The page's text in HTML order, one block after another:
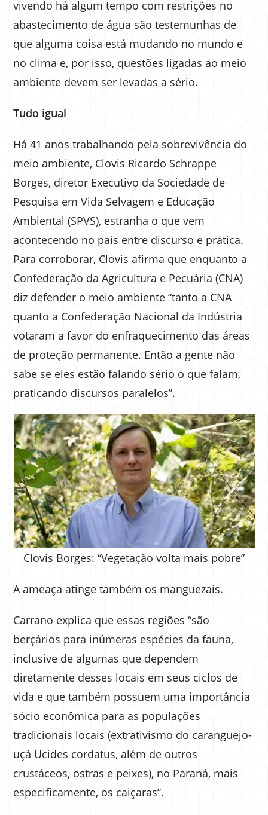
vivendo há algum tempo com restrições no
abastecimento de água são testemunhas de
que alguma coisa está mudando no mundo e
no clima e, por isso, questões ligadas ao meio
ambiente devem ser levadas a sério.
Tudo igual
Há 41 anos trabalhando pela sobrevivência do
meio ambiente, Clovis Ricardo Schrappe
Borges, diretor Executivo da Sociedade de
Pesquisa em Vida Selvagem e Educação
Ambiental (SPVS), estranha o que vem
acontecendo no país entre discurso e prática.
Para corroborar, Clovis afirma que enquanto a
Confederação da Agricultura e Pecuária (CNA)
diz defender o meio ambiente “tanto a CNA
quanto a Confederação Nacional da Indústria
votaram a favor do enfraquecimento das áreas
de proteção permanente. Então a gente não
sabe se eles estão falando sério o que falam,
praticando discursos paralelos”.
Clovis Borges: “Vegetação volta mais pobre”
A ameaça atinge também os manguezais.
Carrano explica que essas regiões “são
berçários para inúmeras espécies da fauna,
inclusive de algumas que dependem
diretamente desses locais em seus ciclos de
vida e que também possuem uma importância
sócio econômica para as populações
tradicionais locais (extrativismo do caranguejo-
uçá Ucides cordatus, além de outros
crustáceos, ostras e peixes), no Paraná, mais
especificamente, os caiçaras”.